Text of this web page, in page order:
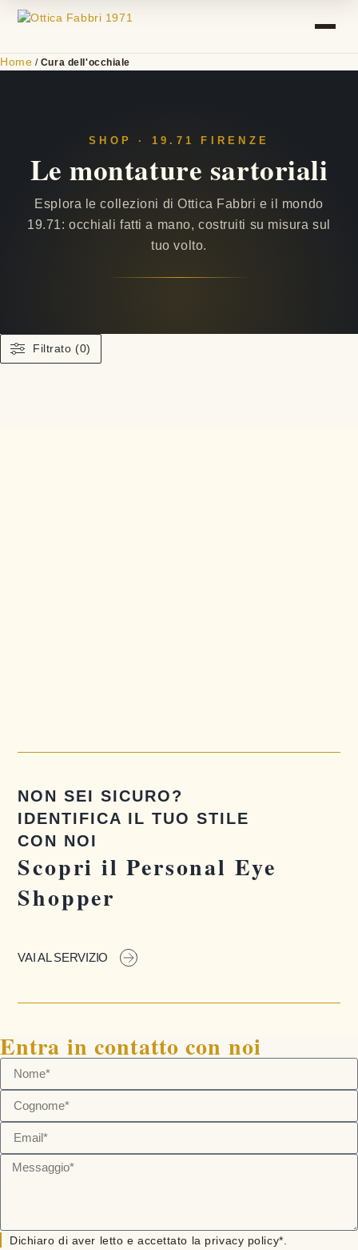
Home / Cura dell'occhiale
SHOP · 19.71 FIRENZE
Le montature sartoriali
Esplora le collezioni di Ottica Fabbri e il mondo
19.71: occhiali fatti a mano, costruiti su misura sul
tuo volto.
Filtrato (0)
NON SEI SICURO?
IDENTIFICA IL TUO STILE
CON NOI
Scopri il Personal Eye
Shopper
VAI AL SERVIZIO
Entra in contatto con noi
Dichiaro di aver letto e accettato la privacy policy*.